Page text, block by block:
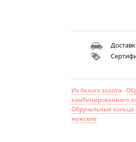
Из белого золота
комбинированного
Обручальные
мужские